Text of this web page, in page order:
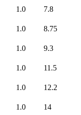
1.0
7.8
1.0
8.75
1.0
9.3
1.0
11.5
1.0
12.2
1.0
14